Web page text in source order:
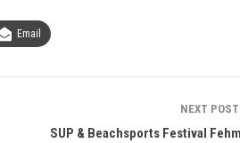
Email
NEXT
SUP & Beachsports Festival